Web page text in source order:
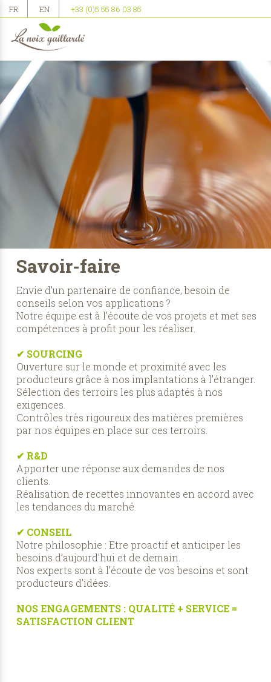
FR EN +33 (0)5 55 86 03 85
Savoir-faire
Envie d’un partenaire de confiance, besoin de
conseils selon vos applications ?
Notre équipe est à l’écoute de vos projets et met ses
compétences à profit pour les réaliser.
✔ SOURCING
Ouverture sur le monde et proximité avec les
producteurs grâce à nos implantations à l’étranger.
Sélection des terroirs les plus adaptés à nos
exigences.
Contrôles très rigoureux des matières premières
par nos équipes en place sur ces terroirs.
✔ R&D
Apporter une réponse aux demandes de nos
clients.
Réalisation de recettes innovantes en accord avec
les tendances du marché.
✔ CONSEIL
Notre philosophie : Etre proactif et anticiper les
besoins d’aujourd’hui et de demain.
Nos experts sont à l’écoute de vos besoins et sont
producteurs d’idées.
NOS ENGAGEMENTS : QUALITÉ + SERVICE =
SATISFACTION CLIENT